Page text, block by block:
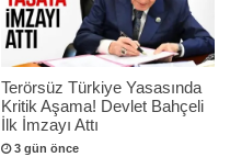
Terörsüz Türkiye Yasasında
Kritik Aşama! Devlet Bahçeli
İlk İmzayı Attı
3 gün önce